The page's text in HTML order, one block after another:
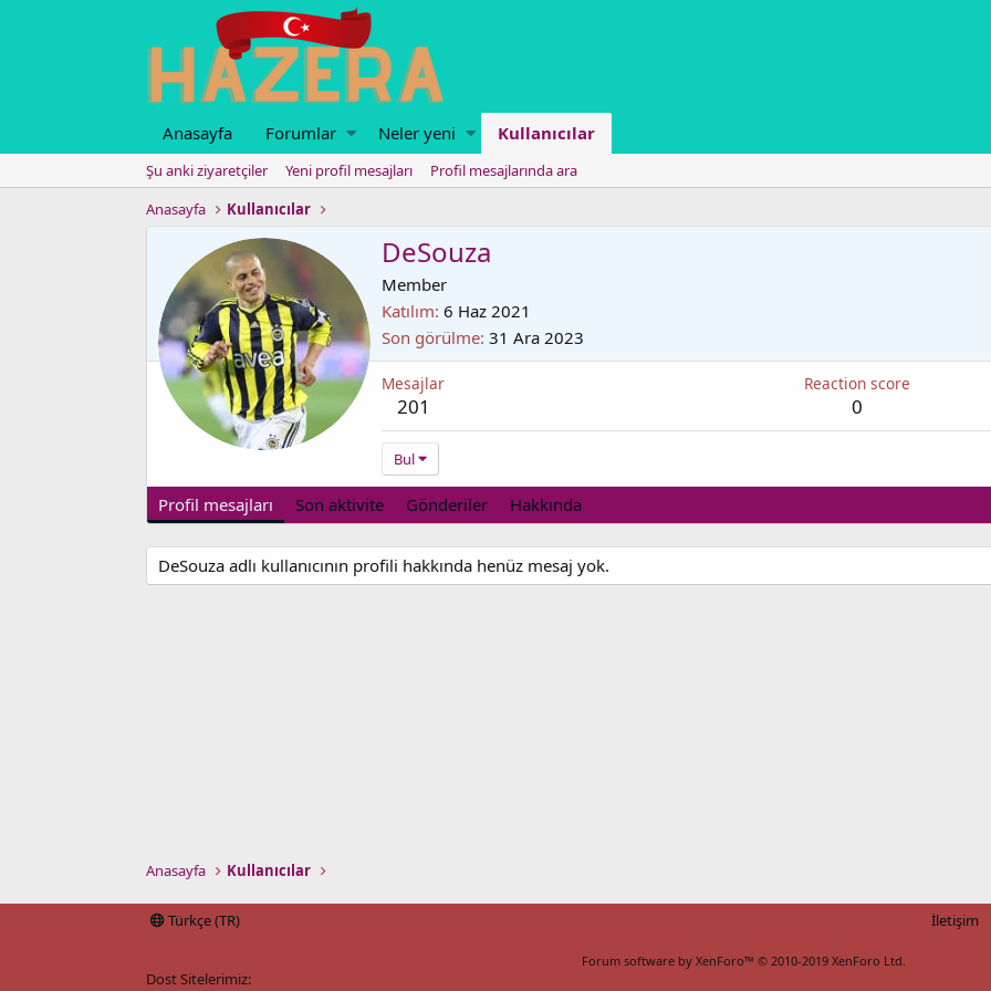
Anasayfa Forumlar Neler yeni Kullanıcılar
Şu anki ziyaretçiler Yeni profil mesajları
Profil mesajlarında ara
Anasayfa
Kullanıcılar
DeSouza
Member
Katılım 6 Haz 2021
Son görülme 31 Ara 2023
Mesajlar
201
Reaction score
0
Bul
Profil mesajları Son aktivite Gönderiler Hakkında
DeSouza adlı kullanıcının profili hakkında henüz mesaj yok.
Anasayfa Kullanıcılar
Türkçe (TR) İletişim
Forum software by XenForo™ © 2010-2019 XenForo Ltd.
Dost Sitelerimiz: